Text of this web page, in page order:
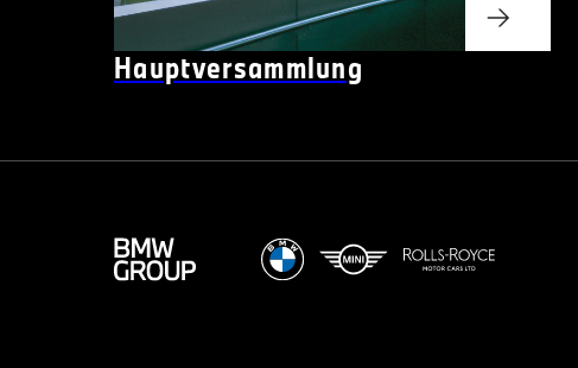
Hauptversammlung